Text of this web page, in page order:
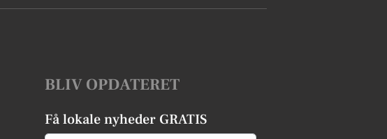
BLIV OPDATERET
Få lokale nyheder GRATIS